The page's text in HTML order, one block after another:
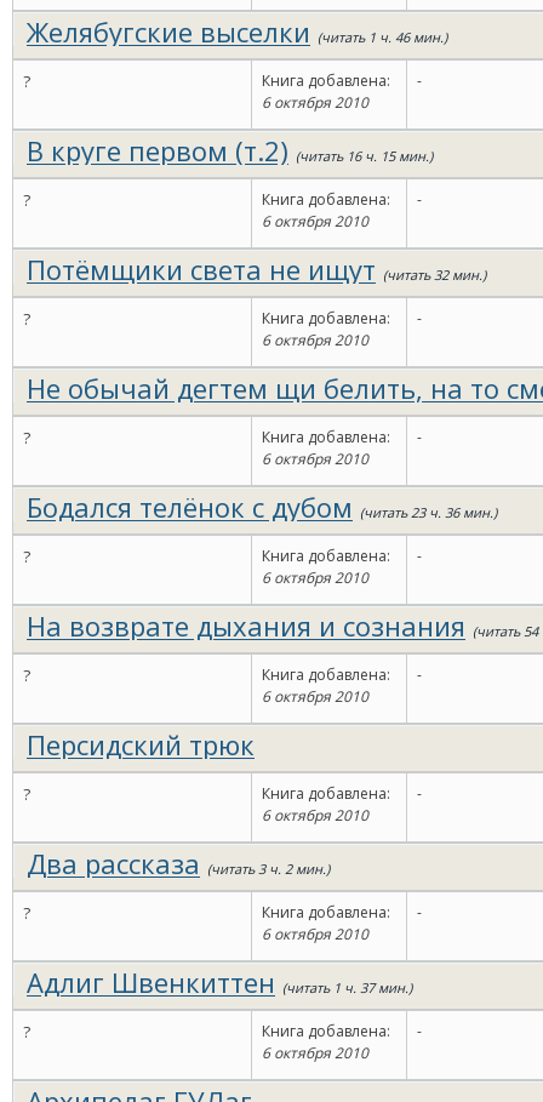
Желябугские выселки (читать 1 ч. 46 мин.)
?
Книга добавлена:
6 октября 2010
-
В круге первом (т.2) (читать 16 ч. 15 мин.)
?
Книга добавлена:
6 октября 2010
-
Потёмщики света не ищут (читать 32 мин.)
?
Книга добавлена:
6 октября 2010
-
Не обычай дегтем щи белить, на то
мин.)
?
Книга добавлена:
6 октября 2010
-
Бодался телёнок с дубом (читать 23 ч. 36 мин.)
?
Книга добавлена:
6 октября 2010
-
На возврате дыхания и сознания (читать
?
Книга добавлена:
6 октября 2010
-
Персидский трюк
?
Книга добавлена:
6 октября 2010
-
Два рассказа (читать 3 ч. 2 мин.)
?
Книга добавлена:
6 октября 2010
-
Адлиг Швенкиттен (читать 1 ч. 37 мин.)
?
Книга добавлена:
6 октября 2010
-